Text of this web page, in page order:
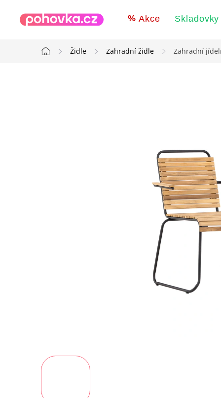
Akce Skladovky
Domů
Židle Zahradní židle Zahradní